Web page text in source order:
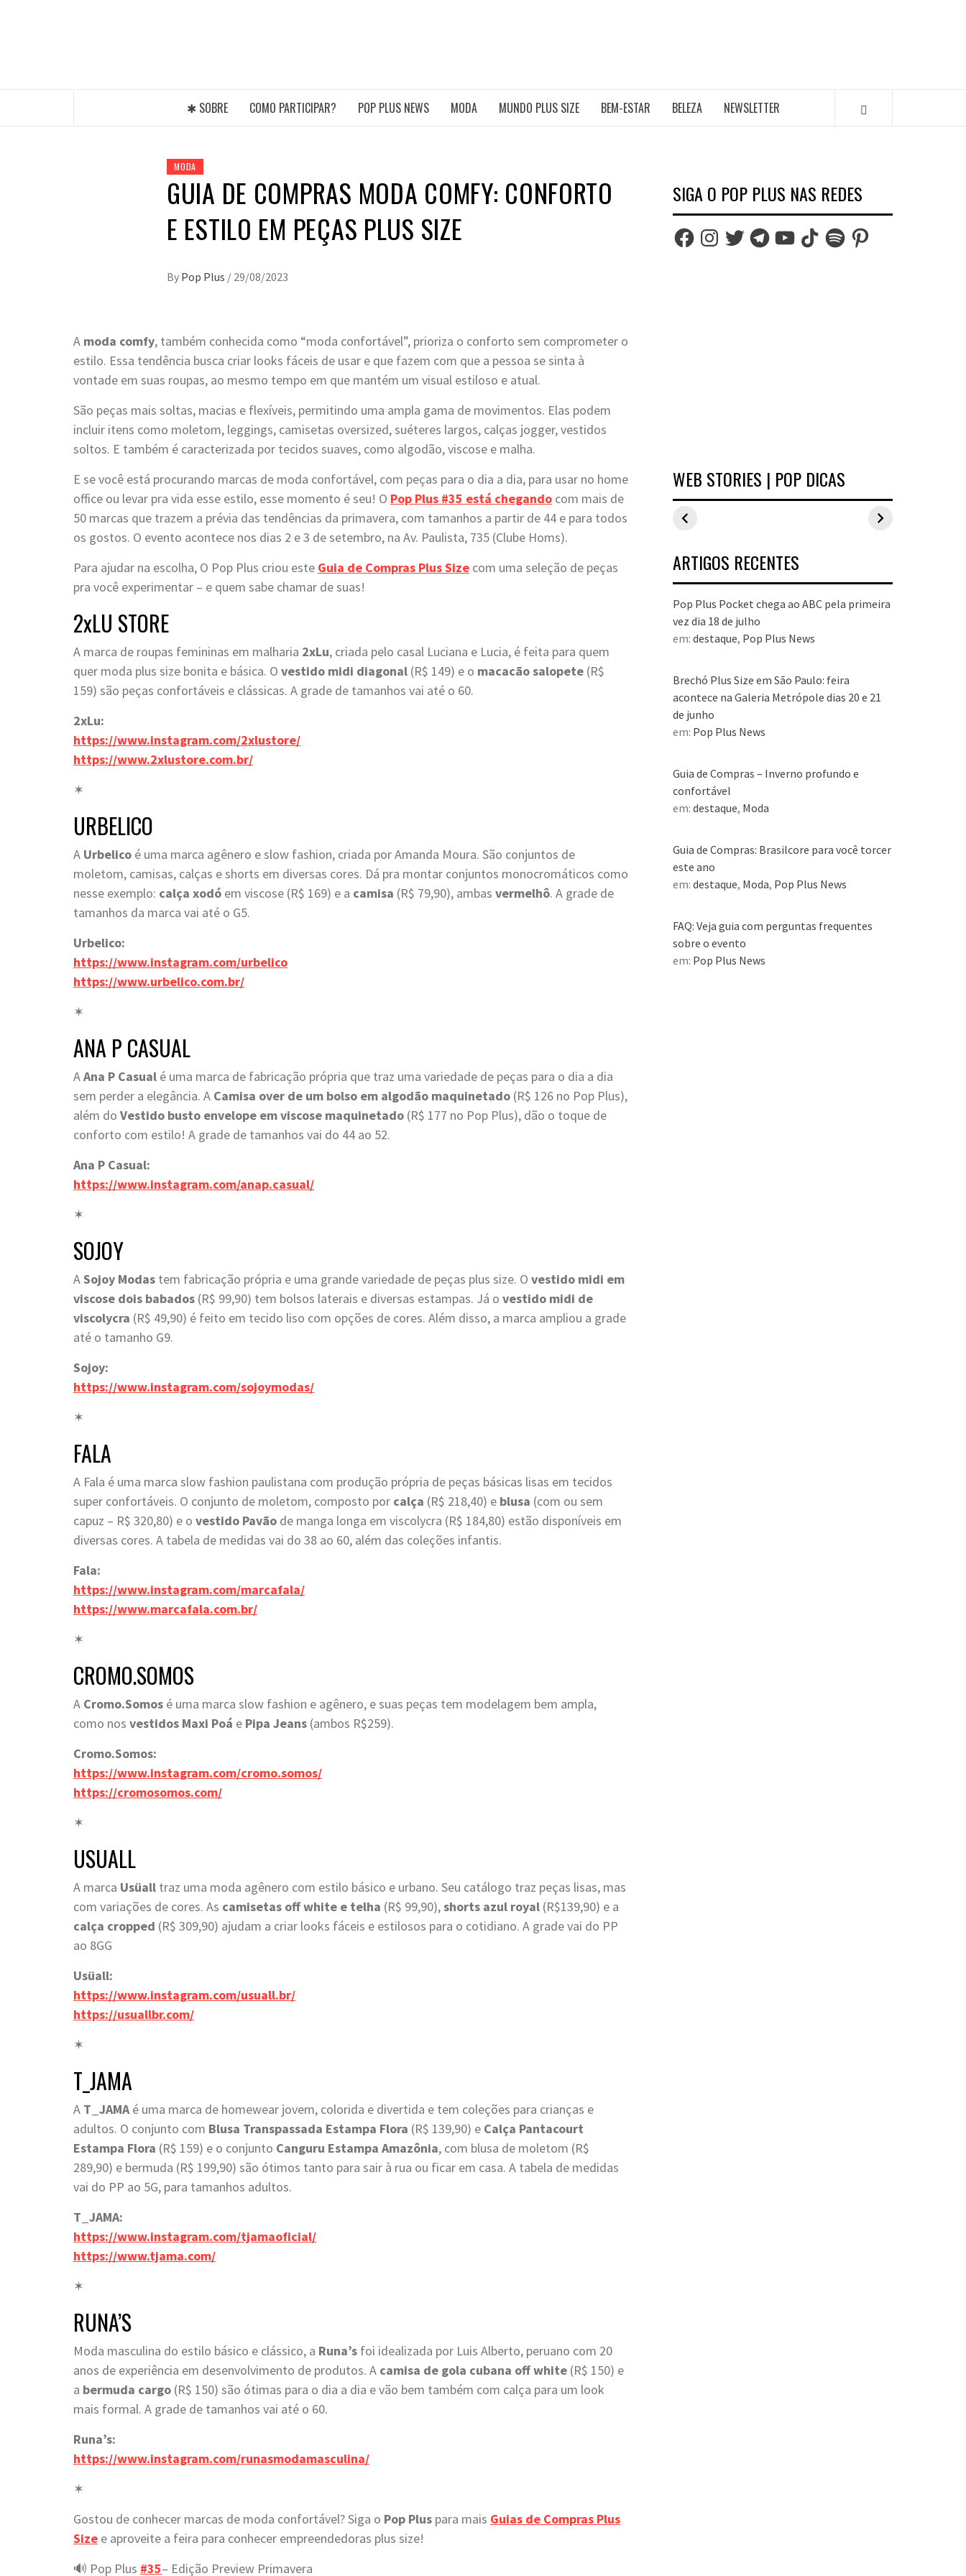
✱ SOBRE COMO PARTICIPAR? POP PLUS NEWS MODA MUNDO PLUS SIZE BEM-ESTAR BELEZA NEWSLETTER
MODA
GUIA DE COMPRAS MODA COMFY: CONFORTO
E ESTILO EM PEÇAS PLUS SIZE
By Pop Plus / 29/08/2023
A moda comfy, também conhecida como “moda confortável”, prioriza o conforto sem comprometer o
estilo. Essa tendência busca criar looks fáceis de usar e que fazem com que a pessoa se sinta à
vontade em suas roupas, ao mesmo tempo em que mantém um visual estiloso e atual.
São peças mais soltas, macias e flexíveis, permitindo uma ampla gama de movimentos. Elas podem
incluir itens como moletom, leggings, camisetas oversized, suéteres largos, calças jogger, vestidos
soltos. E também é caracterizada por tecidos suaves, como algodão, viscose e malha.
E se você está procurando marcas de moda confortável, com peças para o dia a dia, para usar no home
office ou levar pra vida esse estilo, esse momento é seu! O Pop Plus #35 está chegando com mais de
50 marcas que trazem a prévia das tendências da primavera, com tamanhos a partir de 44 e para todos
os gostos. O evento acontece nos dias 2 e 3 de setembro, na Av. Paulista, 735 (Clube Homs).
Para ajudar na escolha, O Pop Plus criou este Guia de Compras Plus Size com uma seleção de peças
pra você experimentar – e quem sabe chamar de suas!
2xLU STORE
A marca de roupas femininas em malharia 2xLu, criada pelo casal Luciana e Lucia, é feita para quem
quer moda plus size bonita e básica. O vestido midi diagonal (R$ 149) e o macacão salopete (R$
159) são peças confortáveis e clássicas. A grade de tamanhos vai até o 60.
2xLu:
https://www.instagram.com/2xlustore/
https://www.2xlustore.com.br/
✶
URBELICO
A Urbelico é uma marca agênero e slow fashion, criada por Amanda Moura. São conjuntos de
moletom, camisas, calças e shorts em diversas cores. Dá pra montar conjuntos monocromáticos como
nesse exemplo: calça xodó em viscose (R$ 169) e a camisa (R$ 79,90), ambas vermelhô. A grade de
tamanhos da marca vai até o G5.
Urbelico:
https://www.instagram.com/urbelico
https://www.urbelico.com.br/
✶
ANA P CASUAL
AAna P Casual é uma marca de fabricação própria que traz uma variedade de peças para o dia a dia
sem perder a elegância. A Camisa over de um bolso em algodão maquinetado (R$ 126 no Pop Plus),
além do Vestido busto envelope em viscose maquinetado (R$ 177 no Pop Plus), dão o toque de
conforto com estilo! A grade de tamanhos vai do 44 ao 52.
Ana P Casual:
https://www.instagram.com/anap.casual/
✶
SOJOY
ASojoy Modas tem fabricação própria e uma grande variedade de peças plus size. O vestido midi em
viscose dois babados (R$ 99,90) tem bolsos laterais e diversas estampas. Já o vestido midi de
viscolycra (R$ 49,90) é feito em tecido liso com opções de cores. Além disso, a marca ampliou a grade
até o tamanho G9.
Sojoy:
https://www.instagram.com/sojoymodas/
✶
FALA
A Fala é uma marca slow fashion paulistana com produção própria de peças básicas lisas em tecidos
super confortáveis. O conjunto de moletom, composto por calça (R$ 218,40) e blusa (com ou sem
capuz – R$ 320,80) e o vestido Pavão de manga longa em viscolycra (R$ 184,80) estão disponíveis em
diversas cores. A tabela de medidas vai do 38 ao 60, além das coleções infantis.
Fala:
https://www.instagram.com/marcafala/
https://www.marcafala.com.br/
✶
CROMO.SOMOS
A Cromo.Somos é uma marca slow fashion e agênero, e suas peças tem modelagem bem ampla,
como nos vestidos Maxi Poá e Pipa Jeans (ambos R$259).
Cromo.Somos:
https://www.instagram.com/cromo.somos/
https://cromosomos.com/
✶
USUALL
A marca Usüall traz uma moda agênero com estilo básico e urbano. Seu catálogo traz peças lisas, mas
com variações de cores. As camisetas off white e telha (R$ 99,90),shorts azul royal (R$139,90) e a
calça cropped (R$ 309,90) ajudam a criar looks fáceis e estilosos para o cotidiano. A grade vai do PP
ao 8GG
Usüall:
https://www.instagram.com/usuall.br/
https://usuallbr.com/
✶
T_JAMA
A T_JAMAé uma marca de homewear jovem, colorida e divertida e tem coleções para crianças e
adultos. O conjunto com Blusa Transpassada Estampa Flora (R$ 139,90) e Calça Pantacourt
Estampa Flora (R$ 159) e o conjunto Canguru Estampa Amazônia, com blusa de moletom (R$
289,90) e bermuda (R$ 199,90) são ótimos tanto para sair à rua ou ficar em casa. A tabela de medidas
vai do PP ao 5G, para tamanhos adultos.
T_JAMA:
https://www.instagram.com/tjamaoficial/
https://www.tjama.com/
✶
RUNA’S
Moda masculina do estilo básico e clássico, a Runa’s foi idealizada por Luis Alberto, peruano com 20
anos de experiência em desenvolvimento de produtos. A camisa de gola cubana off white (R$ 150) e
a bermuda cargo (R$ 150) são ótimas para o dia a dia e vão bem também com calça para um look
mais formal. A grade de tamanhos vai até o 60.
Runa’s:
https://www.instagram.com/runasmodamasculina/
✶
Gostou de conhecer marcas de moda confortável? Siga o Pop Plus para mais Guias de Compras Plus
Size e aproveite a feira para conhecer empreendedoras plus size!
🔊 Pop Plus #35– Edição Preview Primavera
SIGA O POP PLUS NAS REDES
FacebookInstagram
TwitterTelegramYouTubeTikTokSpotifyPinterest
WEB STORIES | POP DICAS
Inspirações de
looks plus size
para o carnaval
Estilo Pop Plus:
looks plus size
da edição de
ARTIGOS RECENTES
Pop Plus Pocket chega ao ABC pela primeira
vez dia 18 de julho
em: destaque, Pop Plus News
Brechó Plus Size em São Paulo: feira
acontece na Galeria Metrópole dias 20 e 21
de junho
em: Pop Plus News
Guia de Compras – Inverno profundo e
confortável
em: destaque, Moda
Guia de Compras: Brasilcore para você torcer
este ano
em: destaque, Moda, Pop Plus News
FAQ: Veja guia com perguntas frequentes
sobre o evento
em: Pop Plus News